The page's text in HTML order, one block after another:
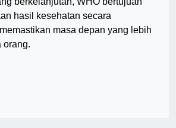
hasil kesehatan secara
masa depan yang lebih
orang.